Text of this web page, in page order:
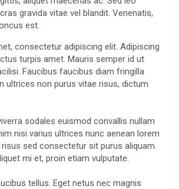
gravida vitae vel blandit. Venenatis,
est.
consectetur adipiscing elit. Adipiscing
turpis amet. Mauris semper id ut
Faucibus faucibus diam fringilla
ultrices non purus vitae risus, dictum
sodales euismod convallis nullam
nisi varius ultrices nunc aenean lorem
sed consectetur sit purus aliquam.
mi et, proin etiam vulputate.
tellus. Eget netus nec magnis